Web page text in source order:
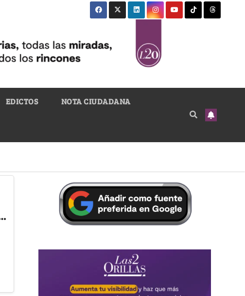
EDICTOS NOTA CIUDADANA